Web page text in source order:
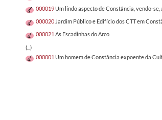
000019Um lindo aspecto de Constância, vendo-se,
000020 Jardim Público e Edifício dos CTT em
000021 As Escadinhas do Arco
(...)
000001 Um homem de Constância expoente da